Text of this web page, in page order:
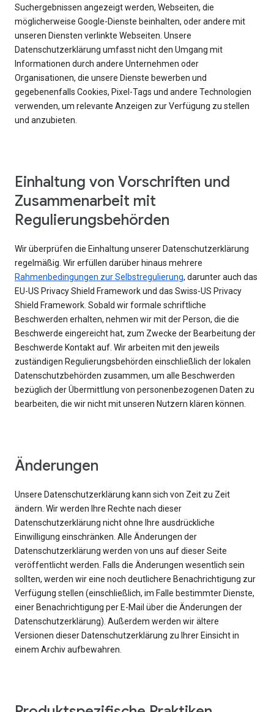
Suchergebnissen angezeigt werden, Webseiten, die
möglicherweise Google-Dienste beinhalten, oder andere mit
unseren Diensten verlinkte Webseiten. Unsere
Datenschutzerklärung umfasst nicht den Umgang mit
Informationen durch andere Unternehmen oder
Organisationen, die unsere Dienste bewerben und
gegebenenfalls Cookies, Pixel-Tags und andere Technologien
verwenden, um relevante Anzeigen zur Verfügung zu stellen
und anzubieten.
Einhaltung von Vorschriften und
Zusammenarbeit mit
Regulierungsbehörden
Wir überprüfen die Einhaltung unserer Datenschutzerklärung
regelmäßig. Wir erfüllen darüber hinaus mehrere
Rahmenbedingungen zur Selbstregulierung, darunter auch das
EU-US Privacy Shield Framework und das Swiss-US Privacy
Shield Framework. Sobald wir formale schriftliche
Beschwerden erhalten, nehmen wir mit der Person, die die
Beschwerde eingereicht hat, zum Zwecke der Bearbeitung der
Beschwerde Kontakt auf. Wir arbeiten mit den jeweils
zuständigen Regulierungsbehörden einschließlich der lokalen
Datenschutzbehörden zusammen, um alle Beschwerden
bezüglich der Übermittlung von personenbezogenen Daten zu
bearbeiten, die wir nicht mit unseren Nutzern klären können.
Änderungen
Unsere Datenschutzerklärung kann sich von Zeit zu Zeit
ändern. Wir werden Ihre Rechte nach dieser
Datenschutzerklärung nicht ohne Ihre ausdrückliche
Einwilligung einschränken. Alle Änderungen der
Datenschutzerklärung werden von uns auf dieser Seite
veröffentlicht werden. Falls die Änderungen wesentlich sein
sollten, werden wir eine noch deutlichere Benachrichtigung zur
Verfügung stellen (einschließlich, im Falle bestimmter Dienste,
einer Benachrichtigung per E-Mail über die Änderungen der
Datenschutzerklärung). Außerdem werden wir ältere
Versionen dieser Datenschutzerklärung zu Ihrer Einsicht in
einem Archiv aufbewahren.